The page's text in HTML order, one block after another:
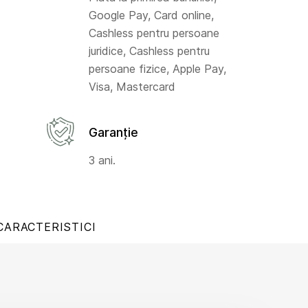
Google Pay, Card online,
Cashless pentru persoane
juridice, Cashless pentru
persoane fizice, Apple Pay,
Visa, Mastercard
Garanție
3 ani.